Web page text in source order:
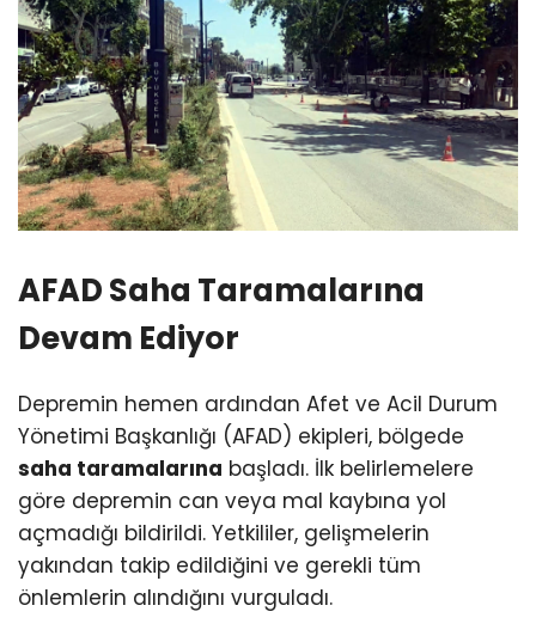
AFAD Saha Taramalarına
Devam Ediyor
Depremin hemen ardından Afet ve Acil Durum
Yönetimi Başkanlığı (AFAD) ekipleri, bölgede
saha taramalarına başladı. İlk belirlemelere
göre depremin can veya mal kaybına yol
açmadığı bildirildi. Yetkililer, gelişmelerin
yakından takip edildiğini ve gerekli tüm
önlemlerin alındığını vurguladı.